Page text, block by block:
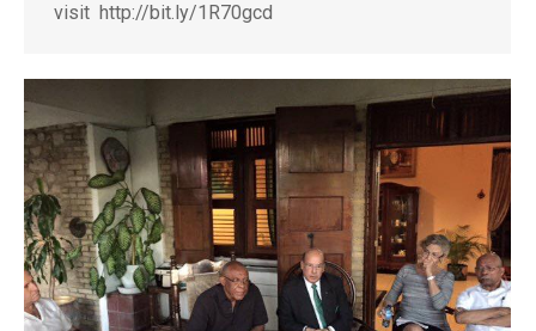
visit http://bit.ly/1R70gcd